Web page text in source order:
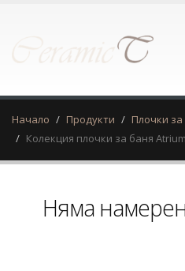
Начало Продукти
Плочки за
Колекция плочки за баня
Няма